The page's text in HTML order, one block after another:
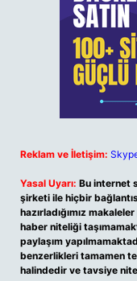
Reklam ve İletişim:
Yasal Uyarı: Bu internet
şirketi ile hiçbir
hazırladığımız
haber niteliği
paylaşım
benzerlikleri tamamen
halindedir ve tavsiye